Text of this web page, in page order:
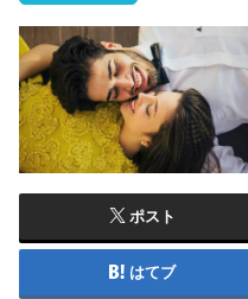
ポスト
はてブ